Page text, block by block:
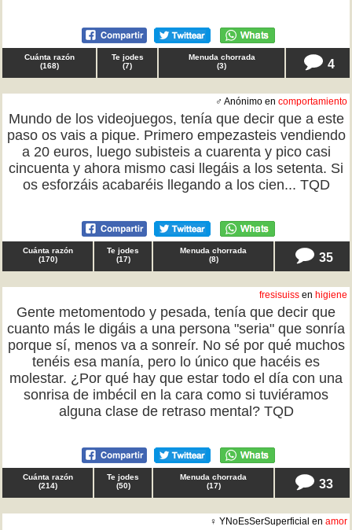
Cuánta razón
(168)
Te jodes
(7)
Menuda chorrada
(3) 4
♂ Anónimo en comportamiento
Mundo de los videojuegos, tenía que decir que a este
paso os vais a pique. Primero empezasteis vendiendo
a 20 euros, luego subisteis a cuarenta y pico casi
cincuenta y ahora mismo casi llegáis a los setenta. Si
os esforzáis acabaréis llegando a los cien... TQD
Cuánta razón
(170)
Te jodes
(17)
Menuda chorrada
(8) 35
fresisuiss en higiene
Gente metomentodo y pesada, tenía que decir que
cuanto más le digáis a una persona "seria" que sonría
porque sí, menos va a sonreír. No sé por qué muchos
tenéis esa manía, pero lo único que hacéis es
molestar. ¿Por qué hay que estar todo el día con una
sonrisa de imbécil en la cara como si tuviéramos
alguna clase de retraso mental? TQD
Cuánta razón
(214)
Te jodes
(50)
Menuda chorrada
(17) 33
♀ YNoEsSerSuperficial en amor